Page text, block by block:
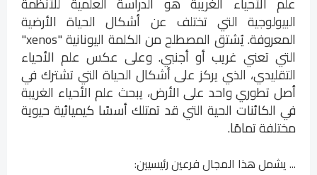
البيولوجية التي تختلف عن أشكال الحياة الأرضية
المعروفة. يُشتق المصطلح من الكلمة اليونانية "xenos"
التي تعني غريب أو أجنبي. وعلى عكس علم الأحياء
التقليدي، الذي يركز على أشكال الحياة التي تشترك في
أصل تطوري واحد على الأرض، يبحث علم الأحياء الغريبة
في الكائنات الحية التي قد تمتلك أسسًا كيميائية حيوية
مختلفة تمامًا.
... يشمل هذا المجال فرعين رئيسيين: